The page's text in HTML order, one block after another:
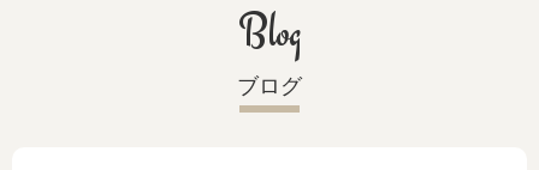
Blog
ブログ